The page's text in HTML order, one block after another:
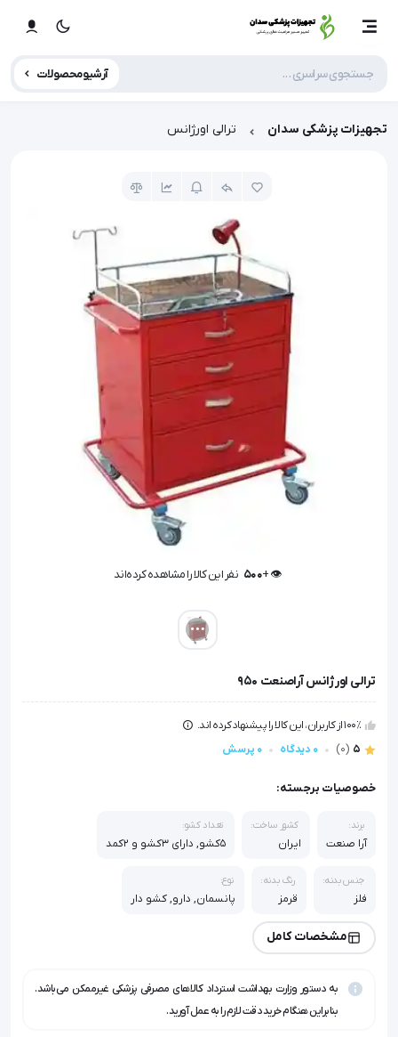
آرشیو محصولات
تجهیزات پزشکی سدان ترالی اورژانس
👁️ +
500 نفر این کالا را مشاهده کرده‌اند
ترالی اورژانس آراصنعت 950
100٪ از کاربران، این کالا را پیشنهاد کرده اند.
5
(0) 0 دیدگاه 0 پرسش
خصوصیات برجسته:
برند:
آرا صنعت
کشور ساخت:
ایران
تعداد کشو:
5کشو, دارای 3کشو و 2کمد
جنس بدنه:
فلز
رنگ بدنه:
قرمز
نوع:
پانسمان, دارو, کشو دار
مشخصات کامل
به دستور وزارت بهداشت استرداد کالاهای مصرفی پزشکی غیرممکن می‌باشد.
بنابراین هنگام خرید دقت لازم را به عمل آورید.